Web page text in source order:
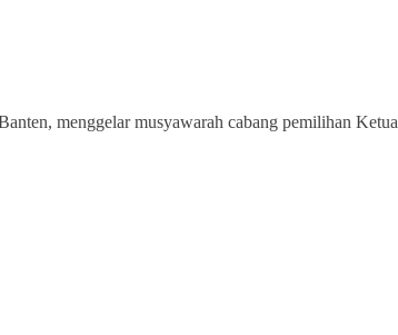
menggelar musyawarah cabang pemilihan Ketua